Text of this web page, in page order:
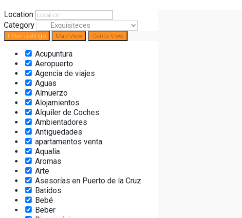
Location
Category
Filter Listings Map View Cards View
Acupuntura
Aeropuerto
Agencia de viajes
Aguas
Almuerzo
Alojamientos
Alquiler de Coches
Ambientadores
Antiguedades
apartamentos venta
Aqualia
Aromas
Arte
Asesorías en Puerto de la Cruz
Batidos
Bebé
Beber